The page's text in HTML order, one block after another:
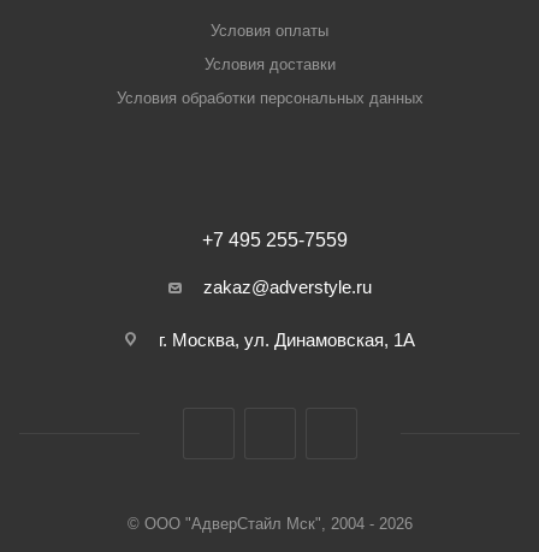
Условия оплаты
Условия доставки
Условия обработки персональных данных
+7 495 255-7559
zakaz@adverstyle.ru
г. Москва, ул. Динамовская, 1А
© ООО "АдверСтайл Мск", 2004 - 2026